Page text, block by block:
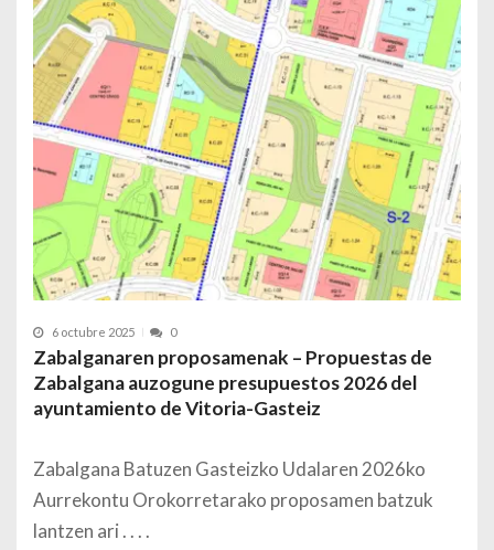
6 octubre 2025 0
Zabalganaren proposamenak – Propuestas de
Zabalgana auzogune presupuestos 2026 del
ayuntamiento de Vitoria-Gasteiz
Zabalgana Batuzen Gasteizko Udalaren 2026ko
Aurrekontu Orokorretarako proposamen batzuk
lantzen ari